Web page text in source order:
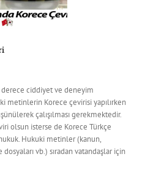
derece ciddiyet ve deneyim
metinlerin Korece çevirisi yapılırken
çalışılması gerekmektedir.
olsun isterse de Korece Türkçe
Hukuki metinler (kanun,
vb.) sıradan vatandaşlar için